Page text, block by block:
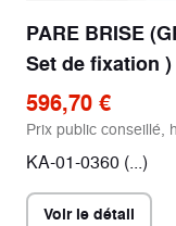
PARE BRISE
Set de fixation )
596,70 €
Prix public conseillé,
KA-01-0360 (...)
Voir le détail